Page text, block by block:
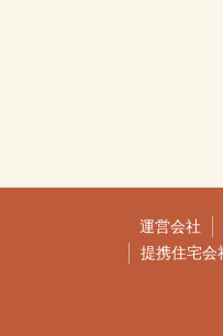
運営会社
提携住宅会